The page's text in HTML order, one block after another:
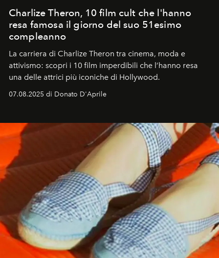
Charlize Theron, 10 film cult che l'hanno
resa famosa il giorno del suo 51esimo
compleanno
La carriera di Charlize Theron tra cinema, moda e
attivismo: scopri i 10 film imperdibili che l’hanno resa
una delle attrici più iconiche di Hollywood.
07.08.2025 di Donato D'Aprile